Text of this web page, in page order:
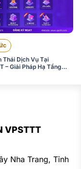
Thái Dịch Vụ Tại
– Giải Pháp Hạ Tầng
VPSTTT
Nha Trang, Tỉnh